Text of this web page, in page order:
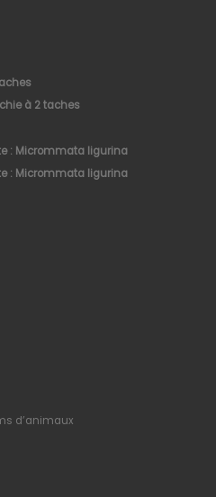
à 2 taches
: Micrommata ligurina
: Micrommata ligurina
d’animaux